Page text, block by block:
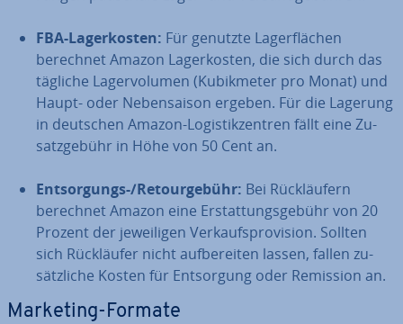
FBA-La­ger­kos­ten: Für genutzte La­ger­flä­chen
berechnet Amazon La­ger­kos­ten, die sich durch das
tägliche La­ger­vo­lu­men (Ku­bik­me­ter pro Monat) und
Haupt- oder Ne­ben­sai­son ergeben. Für die Lagerung
in deutschen Amazon-Lo­gis­tik­zen­tren fällt eine Zu­
satz­ge­bühr in Höhe von 50 Cent an.
Ent­sor­gungs-/Re­tour­ge­bühr: Bei Rück­läu­fern
berechnet Amazon eine Er­stat­tungs­ge­bühr von 20
Prozent der je­wei­li­gen Ver­kaufs­pro­vi­si­on. Sollten
sich Rück­läu­fer nicht auf­be­rei­ten lassen, fallen zu­
sätz­li­che Kosten für Ent­sor­gung oder Remission an.
Marketing-Formate